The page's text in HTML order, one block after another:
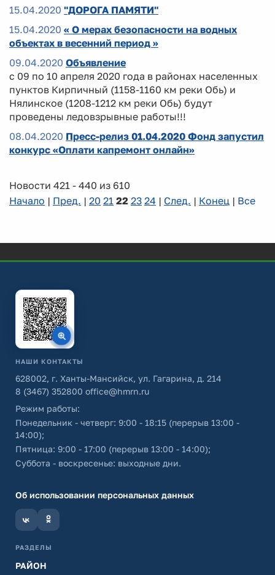
15.04.2020 "ДОРОГА ПАМЯТИ"
15.04.2020 « О мерах безопасности на водных
объектах в весенний период »
09.04.2020 Объявление
с 09 по 10 апреля 2020 года в районах населенных
пунктов Кирпичный (1158-1160 км реки Обь) и
Нялинское (1208-1212 км реки Обь) будут
проведены ледовзрывные работы!!!
08.04.2020 Пресс-релиз 01.04.2020 Фонд запустил
конкурс «Оплати капремонт онлайн»
Новости 421 - 440 из 610
Начало | Пред. | 20 21 22 23 24 | След. | Конец | Все
НАШИ КОНТАКТЫ
628002, г. Ханты-Мансийск, ул. Гагарина, д. 214
8 (3467) 352800 office@hmrn.ru
Режим работы:
Понедельник - четверг: 9:00 - 18:15 (перерыв 13:00 -
14:00);
Пятница: 9:00 - 17:00 (перерыв 13:00 - 14:00);
Суббота - воскресенье: выходные дни.
Об использовании персональных данных
РАЗДЕЛЫ
РАЙОН